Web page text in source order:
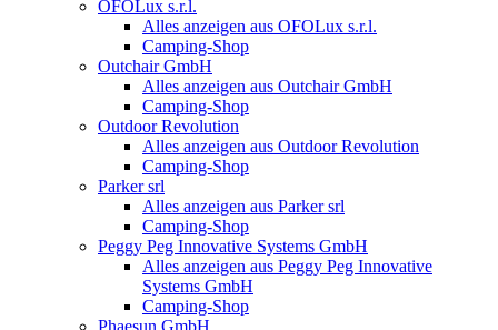
OFOLux s.r.l.
Alles anzeigen aus OFOLux s.r.l.
Camping-Shop
Outchair GmbH
Alles anzeigen aus Outchair GmbH
Camping-Shop
Outdoor Revolution
Alles anzeigen aus Outdoor Revolution
Camping-Shop
Parker srl
Alles anzeigen aus Parker srl
Camping-Shop
Peggy Peg Innovative Systems GmbH
Alles anzeigen aus Peggy Peg Innovative
Systems GmbH
Camping-Shop
Phaesun GmbH